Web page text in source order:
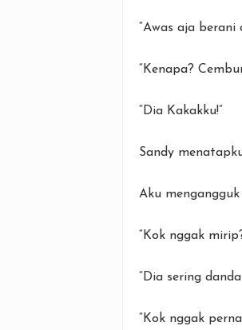
“Awas aja berani
“Kenapa?
“Dia Kakakku!”
Sandy
Aku mengangguk
“Kok nggak
“Dia sering
“Kok nggak